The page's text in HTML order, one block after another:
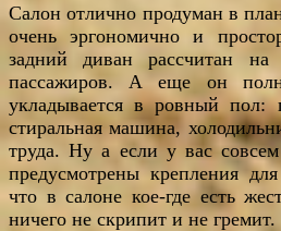
Салон отлично продуман в
очень эргономично и
задний диван рассчитан на
пассажиров. А еще он
укладывается в ровный пол:
стиральная машина,
труда. Ну а если у вас
предусмотрены крепления
что в салоне кое-где есть
ничего не скрипит и не гремит.